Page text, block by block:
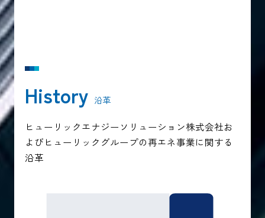
History 沿革
ヒューリックエナジーソリューション株式会社お
よびヒューリックグループの再エネ事業に関する
沿革